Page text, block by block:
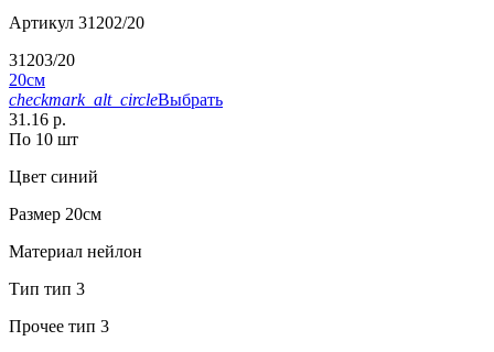
Артикул 31202/20
31203/20
20см
checkmark_alt_circleВыбрать
31.16 р.
По 10 шт
Цвет синий
Размер 20см
Материал нейлон
Тип тип 3
Прочее тип 3